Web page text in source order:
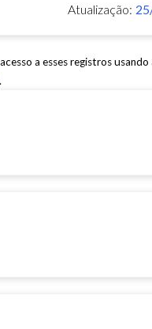
Atualização:
a esses registros usando